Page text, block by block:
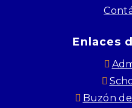
Enlaces
Buzón